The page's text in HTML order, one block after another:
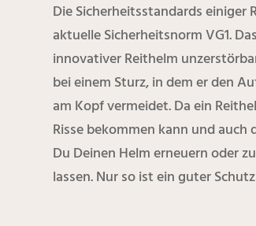
Die Sicherheitsstandards
aktuelle Sicherheitsnorm VG1.
innovativer Reithelm
bei einem Sturz, in dem er den
am Kopf vermeidet. Da ein
Risse bekommen kann und
Du Deinen Helm erneuern oder
lassen. Nur so ist ein guter